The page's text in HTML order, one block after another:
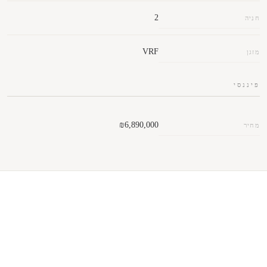
חניה 2
מזגן VRF
פיננסי
מחיר ₪6,890,000